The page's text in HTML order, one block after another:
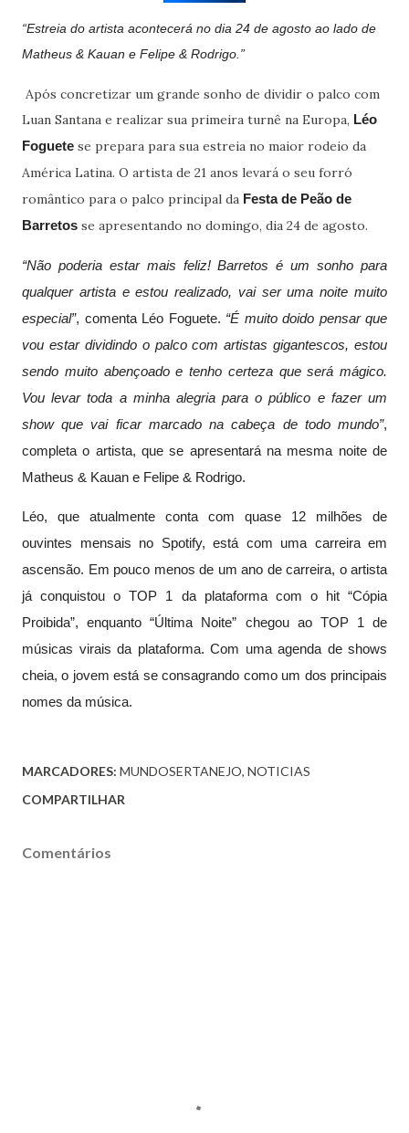
“Estreia do artista acontecerá no dia 24 de agosto ao lado de
Matheus & Kauan e Felipe & Rodrigo.”
Após concretizar um grande sonho de dividir o palco com
Luan Santana e realizar sua primeira turnê na Europa, Léo
Foguete se prepara para sua estreia no maior rodeio da
América Latina. O artista de 21 anos levará o seu forró
romântico para o palco principal da Festa de Peão de
Barretos se apresentando no domingo, dia 24 de agosto.
“Não poderia estar mais feliz! Barretos é um sonho para
qualquer artista e estou realizado, vai ser uma noite muito
especial”, comenta Léo Foguete. “É muito doido pensar que
vou estar dividindo o palco com artistas gigantescos, estou
sendo muito abençoado e tenho certeza que será mágico.
Vou levar toda a minha alegria para o público e fazer um
show que vai ficar marcado na cabeça de todo mundo”,
completa o artista, que se apresentará na mesma noite de
Matheus & Kauan e Felipe & Rodrigo.
Léo, que atualmente conta com quase 12 milhões de
ouvintes mensais no Spotify, está com uma carreira em
ascensão. Em pouco menos de um ano de carreira, o artista
já conquistou o TOP 1 da plataforma com o hit “Cópia
Proibida”, enquanto “Última Noite” chegou ao TOP 1 de
músicas virais da plataforma. Com uma agenda de shows
cheia, o jovem está se consagrando como um dos principais
nomes da música.
MARCADORES: MUNDOSERTANEJO NOTICIAS
COMPARTILHAR
Comentários